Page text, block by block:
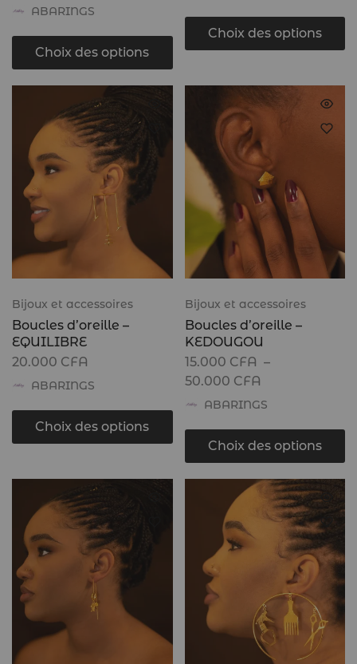
ABARINGS
Choix des options
Choix des options
Bijoux et accessoires
Boucles d’oreille –
EQUILIBRE
20.000 CFA
ABARINGS
Choix des options
Bijoux et accessoires
Boucles d’oreille –
KEDOUGOU
15.000 CFA –
50.000 CFA
ABARINGS
Choix des options